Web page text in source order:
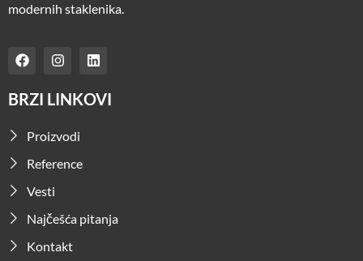
modernih staklenika.
BRZI LINKOVI
Proizvodi
Reference
Vesti
Najčešća pitanja
Kontakt